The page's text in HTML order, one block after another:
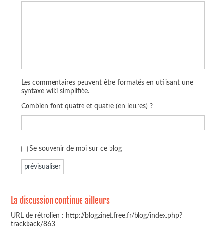
Les commentaires peuvent être formatés en utilisant une
syntaxe wiki simplifiée.
Combien font quatre et quatre (en lettres) ?
Se souvenir de moi sur ce blog
La discussion continue ailleurs
URL de rétrolien : http://blogzinet.free.fr/blog/index.php?
trackback/863